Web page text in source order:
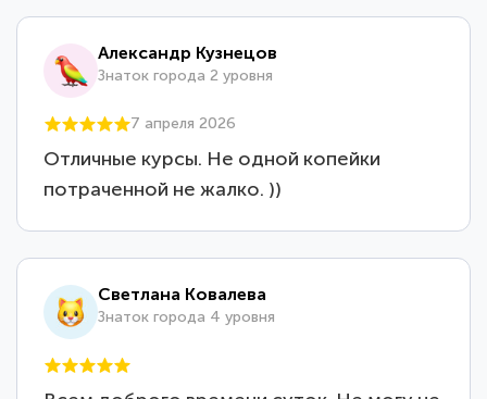
Александр Кузнецов
Знаток города 2 уровня
7 апреля 2026
Отличные курсы. Не одной копейки
потраченной не жалко. ))
Светлана Ковалева
Знаток города 4 уровня